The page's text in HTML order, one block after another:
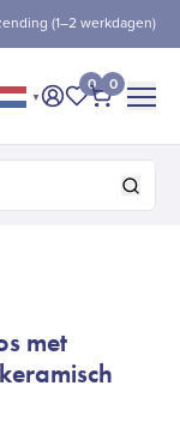
(1–2 werkdagen)
▼ Mijn account
Mijn
0 0
met